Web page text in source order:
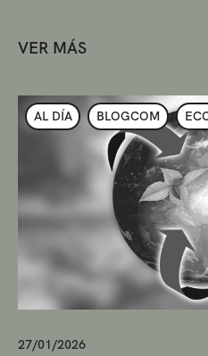
VER MÁS
AL DÍA BLOGCOM
27/01/2026